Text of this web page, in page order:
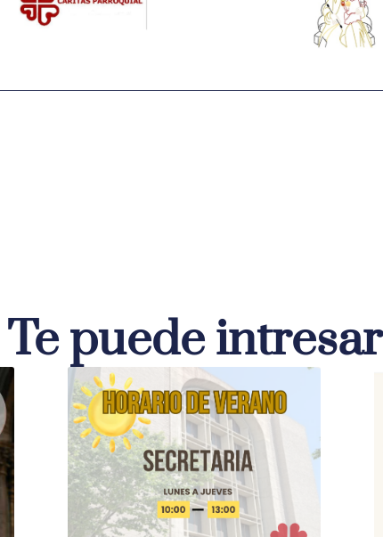
Te puede intresar